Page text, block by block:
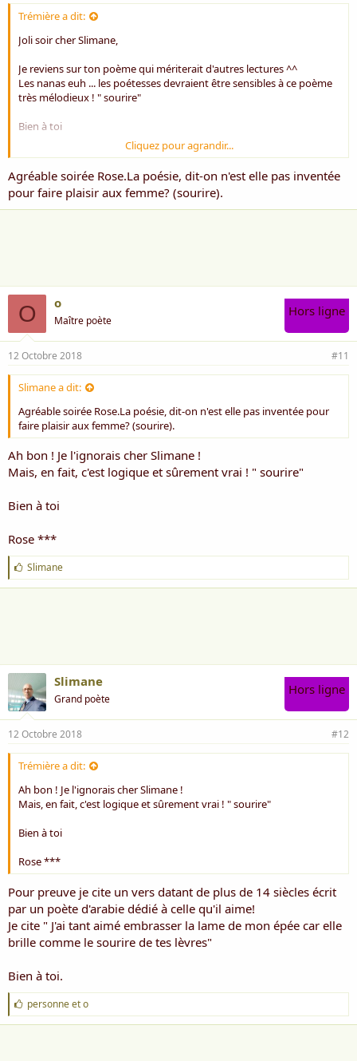
Trémière a dit:
Joli soir cher Slimane,
Je reviens sur ton poème qui mériterait d'autres lectures ^^
Les nanas euh ... les poétesses devraient être sensibles à ce poème
très mélodieux ! " sourire"
Bien à toi
Rose ***
Cliquez pour agrandir...
Agréable soirée Rose.La poésie, dit-on n'est elle pas inventée
pour faire plaisir aux femme? (sourire).
O o
Maître poète
Hors ligne
12 Octobre 2018 #11
Slimane a dit:
Agréable soirée Rose.La poésie, dit-on n'est elle pas inventée pour
faire plaisir aux femme? (sourire).
Ah bon ! Je l'ignorais cher Slimane !
Mais, en fait, c'est logique et sûrement vrai ! " sourire"
Bien à toi
Rose ***
J
'
a
Slimane
Slimane
Grand poète
Hors ligne
12 Octobre 2018 #12
Trémière a dit:
Ah bon ! Je l'ignorais cher Slimane !
Mais, en fait, c'est logique et sûrement vrai ! " sourire"
Bien à toi
Rose ***
Pour preuve je cite un vers datant de plus de 14 siècles écrit
par un poète d'arabie dédié à celle qu'il aime!
Je cite " J'ai tant aimé embrasser la lame de mon épée car elle
brille comme le sourire de tes lèvres"
Bien à toi.
J
'
a
personneeto